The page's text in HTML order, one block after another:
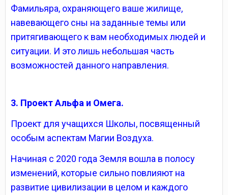
Фамильяра, охраняющего ваше жилище,
навевающего сны на заданные темы или
притягивающего к вам необходимых людей и
ситуации. И это лишь небольшая часть
возможностей данного направления.
3. Проект Альфа и Омега.
Проект для учащихся Школы, посвященный
особым аспектам Магии Воздуха.
Начиная с 2020 года Земля вошла в полосу
изменений, которые сильно повлияют на
развитие цивилизации в целом и каждого